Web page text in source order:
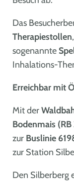
Das
Therapiestollen
sogenannte
Inhalations-
Erreichbar mit
Mit der
Bodenmais (RB
zur Buslinie
zur Station
Den Silberberg